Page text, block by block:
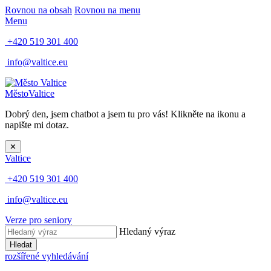
Rovnou na obsah Rovnou na menu
Menu
+420 519 301 400
info@valtice.eu
MěstoValtice
Dobrý den, jsem chatbot a jsem tu pro vás! Klikněte na ikonu a
napište mi dotaz.
✕
Valtice
+420 519 301 400
info@valtice.eu
Verze pro seniory
Hledaný výraz
Hledat
rozšířené vyhledávání